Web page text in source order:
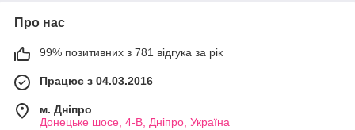
Про нас
99% позитивних з 781 відгука за рік
Працює з 04.03.2016
м. Дніпро
Донецьке шосе, 4-В, Дніпро, Україна